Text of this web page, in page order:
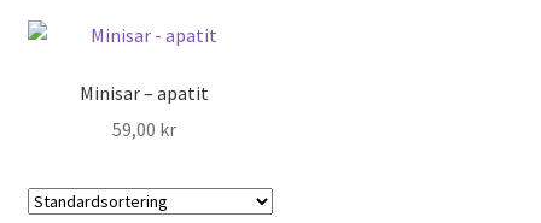
Minisar – apatit
59,00 kr